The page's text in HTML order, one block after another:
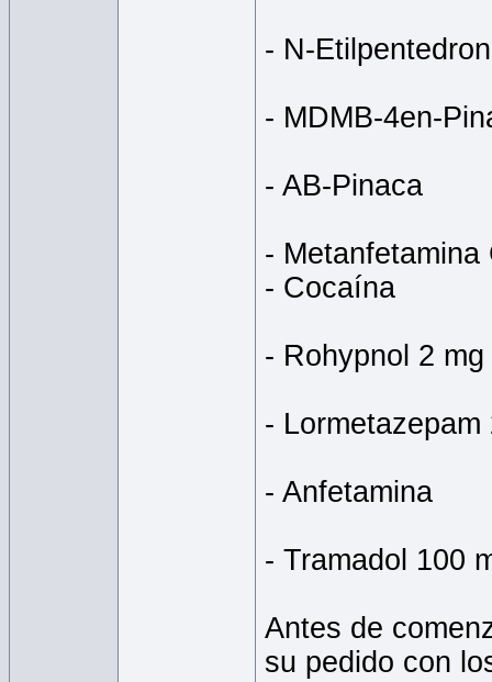
- N-
- MDMB-4en-
- AB-Pinaca
- Metanfetamina
- Cocaína
- Rohypnol 2 mg
- Lormetazepam
- Anfetamina
- Tramadol 100
Antes de
su pedido con